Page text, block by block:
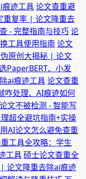
迹工具论文查重避
重复率 | 论文降重去
- 完整指南与技巧论
工具使用指南 论文
原创大揭秘 | 论文
PaperBERT、小发
ai痕迹工具论文查重
咋处理、AI痕迹如何
文不被检测 - 智能写
超全避坑指南+实操
用AI论文怎么避免查重
工具全攻略：学生
工具硕士论文查重全
论文降重去除ai痕迹